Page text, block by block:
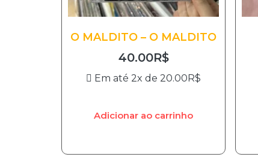
O MALDITO – O MALDITO
40.00R$
Em até 2x de 20.00 R$
Adicionar ao carrinho